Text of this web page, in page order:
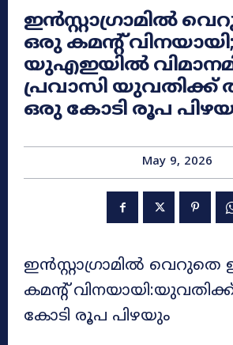
ഇൻസ്റ്റാഗ്രാമിൽ
ഒരു കമന്റ് വിനയായി;
യുഎഇയിൽ
പ്രവാസി യുവതിക്ക്
ഒരു കോടി രൂപ
May 9, 2026
ഇൻസ്റ്റാഗ്രാമിൽ വെറുതെ
കമന്റ്
കോടി രൂപ പിഴയും